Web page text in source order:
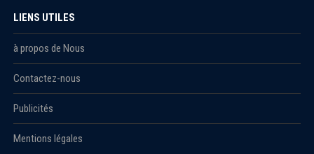
LIENS UTILES
à propos de Nous
Contactez-nous
Publicités
Mentions légales